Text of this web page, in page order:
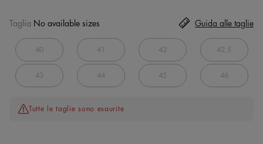
Taglia No available sizes
40 41 42 42,5
43 44 45 46
Tutte le taglie sono esaurite
Guida alle taglie